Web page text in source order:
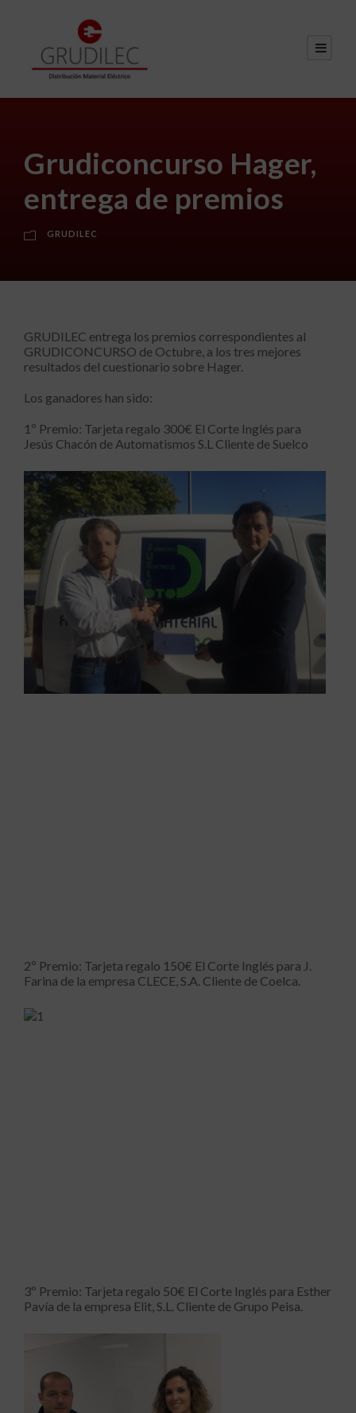
Grudiconcurso Hager,
entrega de premios
GRUDILEC
GRUDILEC entrega los premios correspondientes al
GRUDICONCURSO de Octubre, a los tres mejores
resultados del cuestionario sobre Hager.
Los ganadores han sido:
1º Premio: Tarjeta regalo 300€ El Corte Inglés para
Jesús Chacón de Automatismos S.L Cliente de Suelco
2º Premio: Tarjeta regalo 150€ El Corte Inglés para J.
Farina de la empresa CLECE, S.A. Cliente de Coelca.
3º Premio: Tarjeta regalo 50€ El Corte Inglés para Esther
Pavía de la empresa Elit, S.L. Cliente de Grupo Peisa.